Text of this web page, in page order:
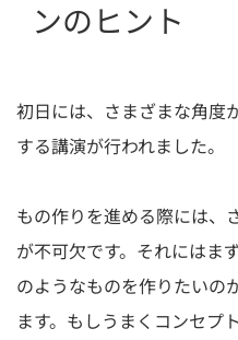
ンのヒント
初日には、さまざまな角度
する講演が行われました。
もの作りを進める際には、
が不可欠です。それにはま
のようなものを作りたいの
ます。もしうまくコンセプ